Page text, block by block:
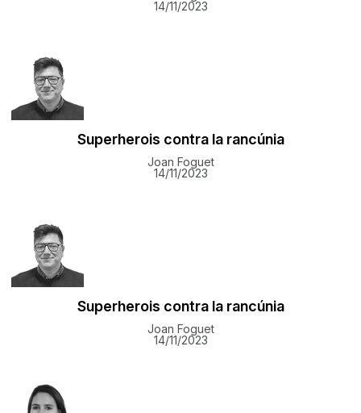
14/11/2023
Superherois contra la rancúnia
Joan Foguet
14/11/2023
Superherois contra la rancúnia
Joan Foguet
14/11/2023